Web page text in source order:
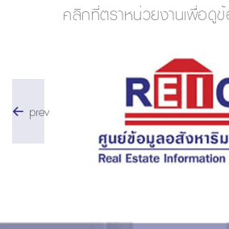
คลิกที่ตราหน่วยงานเพื่อดูข้
prev